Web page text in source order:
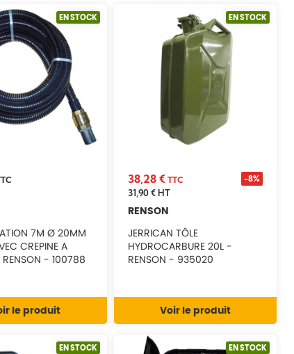
EN STOCK
7M Ø 20MM
CREPINE A
RENSON - 100788
le produit
EN STOCK
38,28 € TTC -8%
31,90 €HT
RENSON
JERRICAN TÔLE
HYDROCARBURE 20L -
RENSON - 935020
Voir le produit
EN STOCK EN STOCK